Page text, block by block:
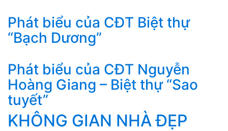
Phát biểu của CĐT Biệt thự
“Bạch Dương”
Phát biểu của CĐT Nguyễn
Hoàng Giang – Biệt thự “Sao
tuyết”
KHÔNG GIAN NHÀ ĐẸP